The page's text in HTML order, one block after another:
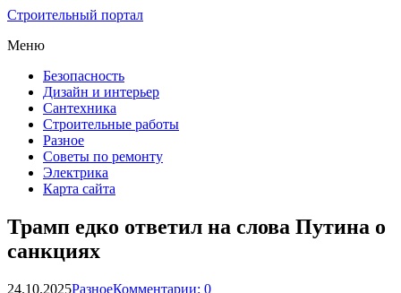
Строительный портал
Меню
Безопасность
Дизайн и интерьер
Сантехника
Строительные работы
Разное
Советы по ремонту
Электрика
Карта сайта
Трамп едко ответил на слова Путина о
санкциях
24.10.2025РазноеКомментарии: 0